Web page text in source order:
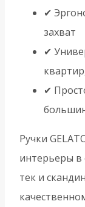
✔
захват
✔
✔
Ручки
интерьеры в
тек и